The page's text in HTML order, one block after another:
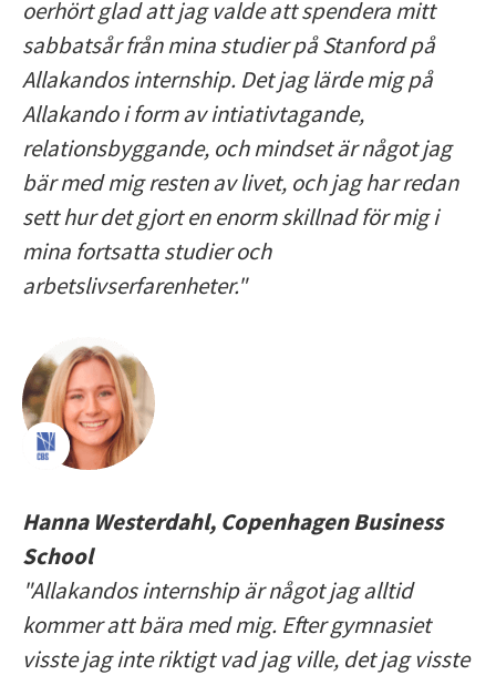
oerhört glad att jag valde att spendera mitt
sabbatsår från mina studier på Stanford på
Allakandos internship. Det jag lärde mig på
Allakando i form av intiativtagande,
relationsbyggande, och mindset är något jag
bär med mig resten av livet, och jag har redan
sett hur det gjort en enorm skillnad för mig i
mina fortsatta studier och
arbetslivserfarenheter."
Hanna Westerdahl, Copenhagen Business
School
"Allakandos internship är något jag alltid
kommer att bära med mig. Efter gymnasiet
visste jag inte riktigt vad jag ville, det jag visste